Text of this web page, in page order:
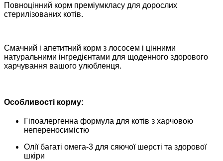
Повноцінний корм преміумкласу для дорослих
стерилізованих котів.
Смачний і апетитний корм з лососем і цінними
натуральними інгредієнтами для щоденного здорового
харчування вашого улюбленця.
Особливості корму:
Гіпоалергенна формула для котів з харчовою
непереносимістю
Олії багаті омега-3 для сяючої шерсті та здорової
шкіри